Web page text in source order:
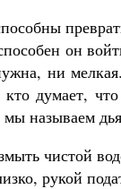
он
ни
думает,
называем
чистой
рукой